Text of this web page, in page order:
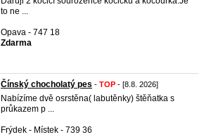
to ne ...
Opava - 747 18
Zdarma
Čínský chocholatý pes - TOP - [8.8. 2026]
Nabízíme dvě osrstěna( labutěnky) štěňatka s
průkazem p ...
Frýdek - Místek - 739 36